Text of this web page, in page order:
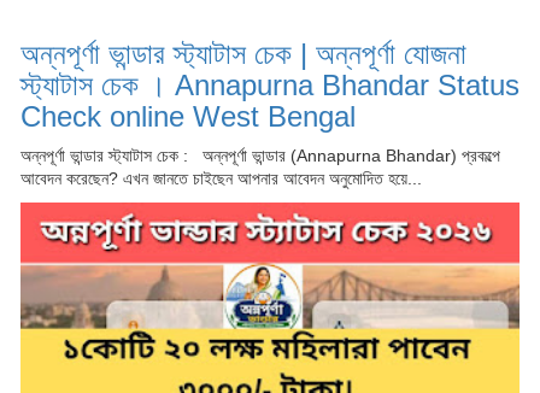
অন্নপূর্ণা ভান্ডার স্ট্যাটাস চেক | অন্নপূর্ণা যোজনা
স্ট্যাটাস চেক । Annapurna Bhandar Status
Check online West Bengal
অন্নপূর্ণা ভান্ডার স্ট্যাটাস চেক : অন্নপূর্ণা ভান্ডার (Annapurna Bhandar) প্রকল্পে
আবেদন করেছেন? এখন জানতে চাইছেন আপনার আবেদন অনুমোদিত হয়ে...